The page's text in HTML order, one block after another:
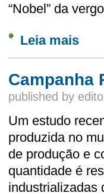
“Nobel” da
Leia mais
Campanha
published by
Um estudo
produzida no
de produção e
quantidade é
industrializadas